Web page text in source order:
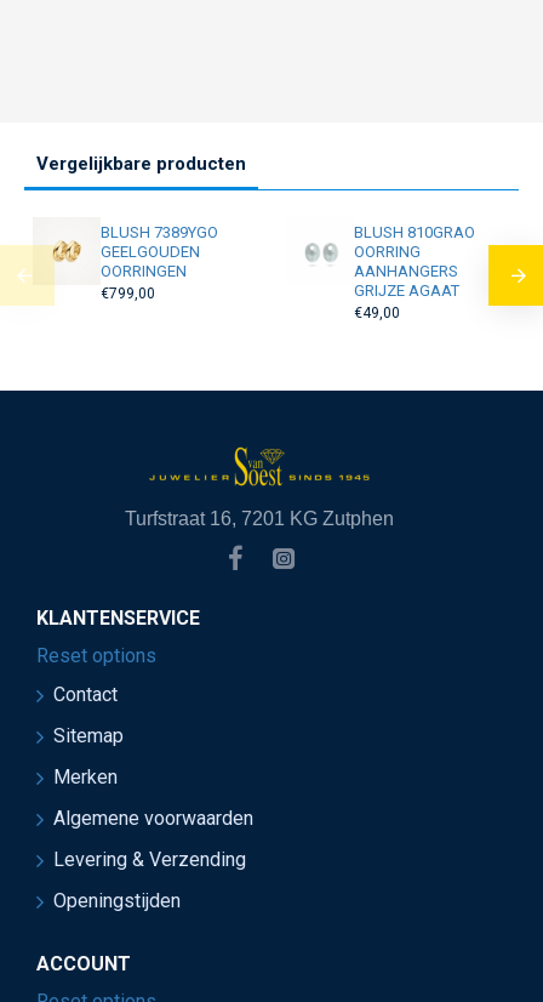
Vergelijkbare producten
BLUSH 7389YGO
GEELGOUDEN
OORRINGEN
€799,00
BLUSH 810GRAO
OORRING
AANHANGERS
GRIJZE AGAAT
€49,00
Turfstraat 16, 7201 KG Zutphen
KLANTENSERVICE
Reset options
Contact
Sitemap
Merken
Algemene voorwaarden
Levering & Verzending
Openingstijden
ACCOUNT